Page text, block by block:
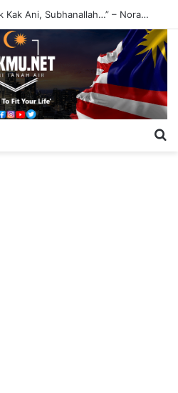
“Sampai Menangis Peluk Kak Ani, Subhanallah…” – Noraniza Idris